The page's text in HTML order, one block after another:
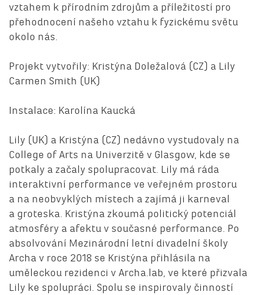
vztahem k přírodním zdrojům a příležitostí pro
přehodnocení našeho vztahu k fyzickému světu
okolo nás.
Projekt vytvořily: Kristýna Doležalová (CZ) a Lily
Carmen Smith (UK)
Instalace: Karolína Kaucká
Lily (UK) a Kristýna (CZ) nedávno vystudovaly na
College of Arts na Univerzitě v Glasgow, kde se
potkaly a začaly spolupracovat. Lily má ráda
interaktivní performance ve veřejném prostoru
a na neobvyklých místech a zajímá ji karneval
a groteska. Kristýna zkoumá politický potenciál
atmosféry a afektu v současné performance. Po
absolvování Mezinárodní letní divadelní školy
Archa v roce 2018 se Kristýna přihlásila na
uměleckou rezidenci v Archa.lab, ve které přizvala
Lily ke spolupráci. Spolu se inspirovaly činností